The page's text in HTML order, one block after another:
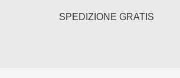
SPEDIZIONE GRATIS